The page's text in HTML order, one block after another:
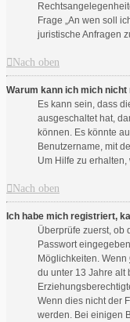
Frage „An wen soll
juristische Anfragen
Nach oben
Warum kann ich mich
Es kann sein, dass
ausgeschaltet hat,
können. Es könnte
Benutzername, mit
Um Hilfe zu
Nach oben
Ich habe mich registriert,
Überprüfe zuerst, ob
Passwort
Möglichkeiten. Wenn
du unter 13 Jahre alt
Wenn dies nicht der
werden. Bei einigen